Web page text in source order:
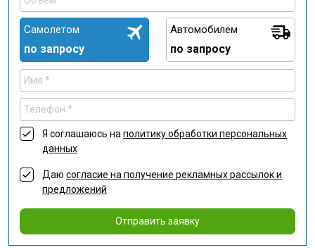
Самолетом
по запросу
Автомобилем
по запросу
Я соглашаюсь на политику обработки персональных
данных
Даю согласие на получение рекламных рассылок и
предложений
Отправить заявку